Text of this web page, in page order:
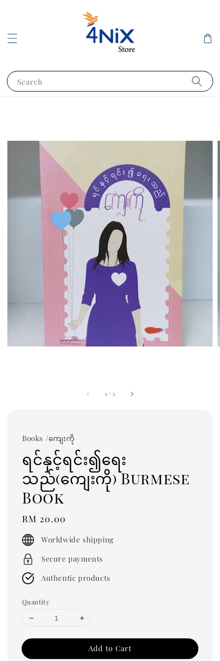
Search
1 / 3
Books /ကျေးကို
ရင်နှင့်ရင်း၍ရေး
သည်(ကျေးကို) Burmese
Book
Regular
price
RM 20.00
Worldwide shipping
Secure payments
Authentic products
Quantity
Add to Cart